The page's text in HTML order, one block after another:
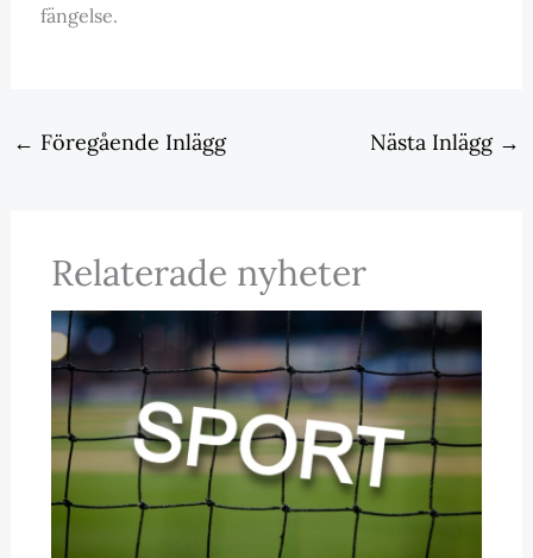
fängelse.
← Föregående Inlägg Nästa Inlägg →
Relaterade nyheter